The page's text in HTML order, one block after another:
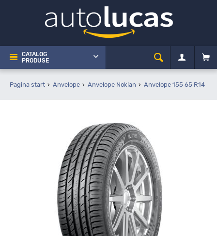
CATALOG
PRODUSE
Pagina start Anvelope Anvelope Nokian Anvelope 155 65 R14